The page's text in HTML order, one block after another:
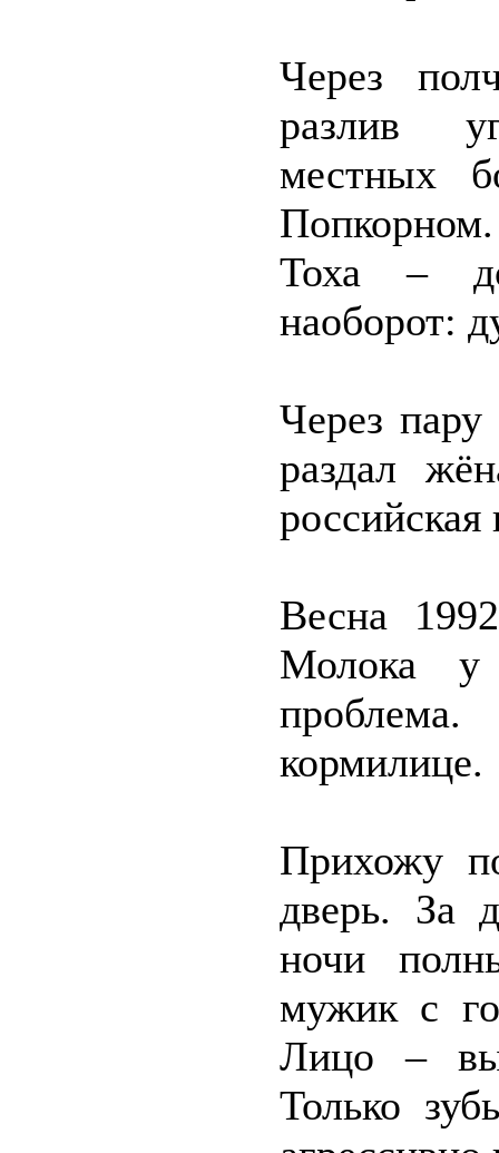
Через
разлив
местных
Попкорном.
Тоха –
наоборот:
Через пару
раздал
российская
Весна
Молока
кормилице.
Прихожу
дверь. За
ночи
мужик с
Лицо –
Только